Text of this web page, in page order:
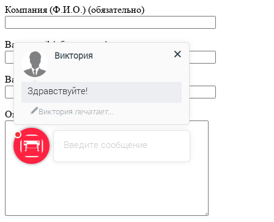
Компания (Ф.И.О.) (обязательно)
Ваш e-mail (обязательно)
Ваш телефон (по желанию)
Описание заказа (по желанию)
Введите сообщение
Виктория
Здравствуйте!
Виктория печатает...